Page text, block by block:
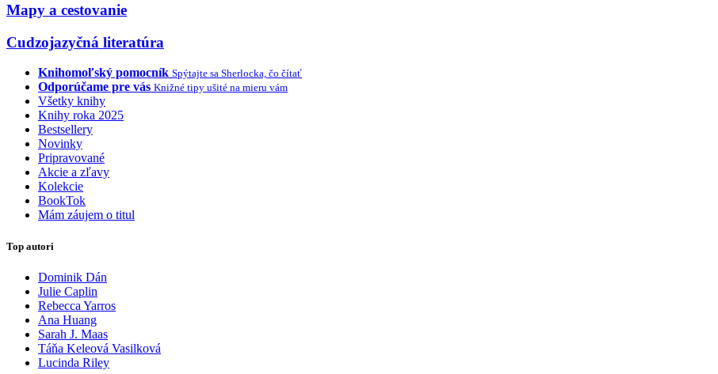
Mapy a cestovanie
Cudzojazyčná literatúra
Knihomoľský pomocník Spýtajte sa Sherlocka, čo čítať
Odporúčame pre vás Knižné tipy ušité na mieru vám
Všetky knihy
Knihy roka 2025
Bestsellery
Novinky
Pripravované
Akcie a zľavy
Kolekcie
BookTok
Mám záujem o titul
Top autori
Dominik Dán
Julie Caplin
Rebecca Yarros
Ana Huang
Sarah J. Maas
Táňa Keleová Vasilková
Lucinda Riley